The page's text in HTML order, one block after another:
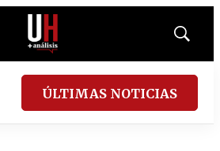
Mostrar
ÚLTIMAS NOTICIAS